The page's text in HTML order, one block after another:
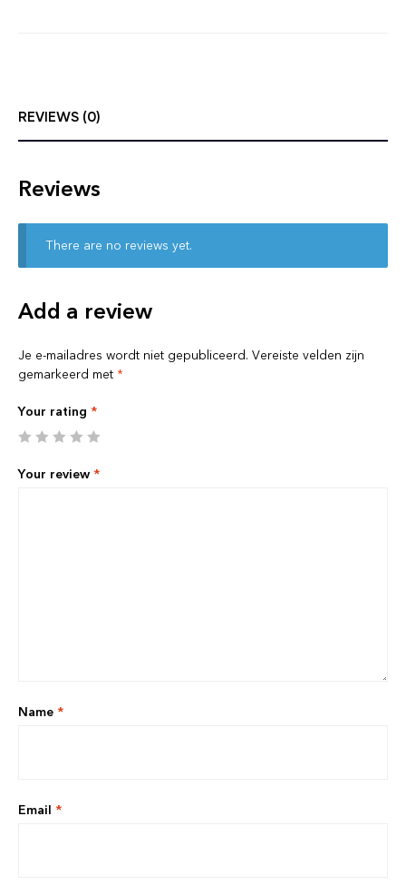
REVIEWS (0)
Reviews
There are no reviews yet.
Add a review
Je e-mailadres wordt niet gepubliceerd. Vereiste velden zijn
gemarkeerd met *
Your rating *
Your review *
Name *
Email *